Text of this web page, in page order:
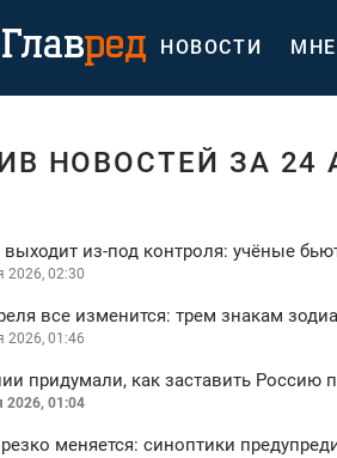
НОВОСТИ
НОВОСТЕЙ ЗА 24
из-под контроля: учёные
2026, 02:30
все изменится: трем знакам
2026, 01:46
придумали, как заставить Россию
2026, 01:04
меняется: синоптики